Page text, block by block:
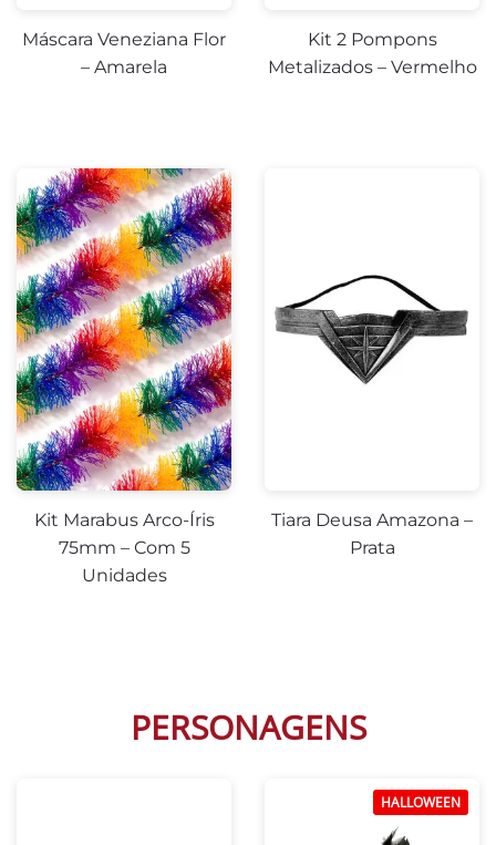
Máscara Veneziana Flor
– Amarela
Kit 2 Pompons
Metalizados – Vermelho
Kit Marabus Arco-Íris
75mm – Com 5
Unidades
Tiara Deusa Amazona –
Prata
PERSONAGENS
HALLOWEEN